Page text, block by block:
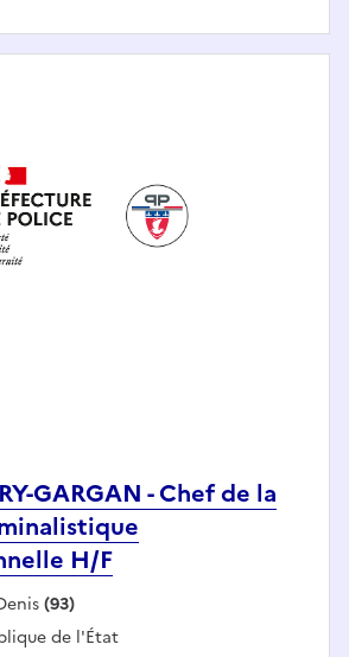
GARGAN - Chef de la
H/F
(93)
:de l'État